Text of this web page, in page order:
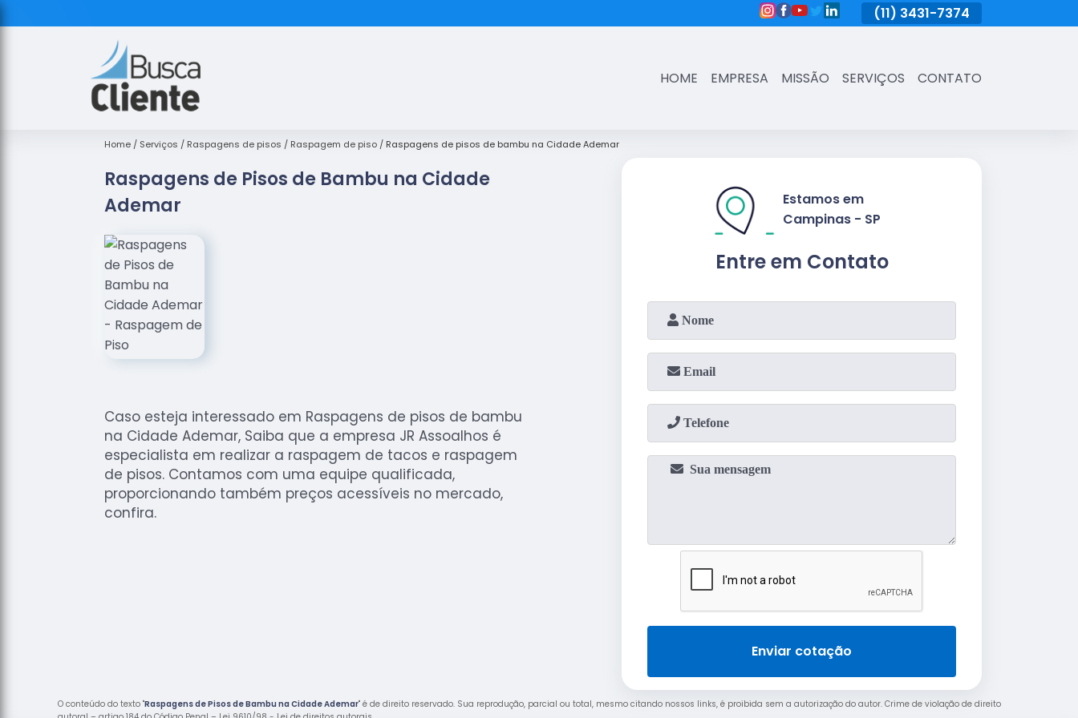
3431-7374 (11) 3431-7374
HOME EMPRESA MISSÃO SERVIÇOS CONTATO
Home Serviços Raspagens de pisos Raspagem de piso Raspagens de pisos de bambu na Cidade Ademar
Raspagens de Pisos de Bambu na Cidade
Ademar
Caso esteja interessado em Raspagens de pisos de bambu
na Cidade Ademar, Saiba que a empresa JR Assoalhos é
especialista em realizar a raspagem de tacos e raspagem
de pisos. Contamos com uma equipe qualificada,
proporcionando também preços acessíveis no mercado,
confira.
Entre em Contato
Estamos em
Campinas - SP
Enviar cotação
O conteúdo do texto "Raspagens de Pisos de Bambu na Cidade Ademar" é de direito reservado. Sua reprodução, parcial ou total, mesmo citando nossos links, é proibida sem a autorização do autor. Crime de violação de direito